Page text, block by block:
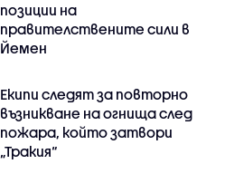
позиции на
правителствените сили в
Йемен
Екипи следят за повторно
възникване на огнища след
пожара, който затвори
„Тракия“